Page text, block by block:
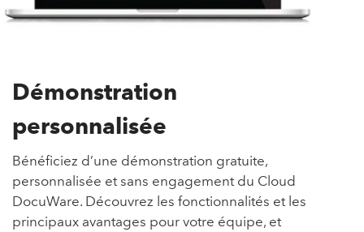
Démonstration
personnalisée
Bénéficiez d’une démonstration gratuite,
personnalisée et sans engagement du Cloud
DocuWare. Découvrez les fonctionnalités et les
principaux avantages pour votre équipe, et